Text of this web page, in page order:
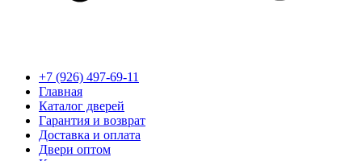
+7 (926) 497-69-11
Главная
Каталог дверей
Гарантия и возврат
Доставка и оплата
Двери оптом